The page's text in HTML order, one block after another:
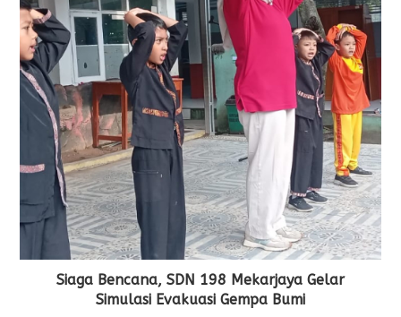
Siaga Bencana, SDN 198 Mekarjaya Gelar
Simulasi Evakuasi Gempa Bumi